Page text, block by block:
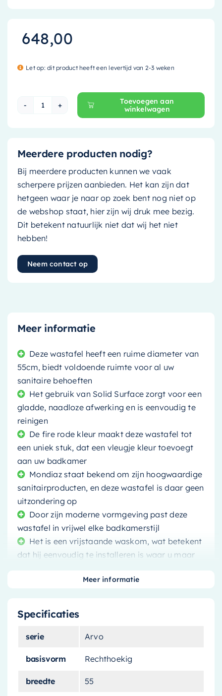
648,00
Let op: dit product heeft een levertijd van 2-3 weken
Mondiaz Waskom Arvo - Solid Surface -
Toevoegen aan
winkelwagen
Meerdere producten nodig?
Bij meerdere producten kunnen we vaak
scherpere prijzen aanbieden. Het kan zijn dat
hetgeen waar je naar op zoek bent nog niet op
de webshop staat, hier zijn wij druk mee bezig.
Dit betekent natuurlijk niet dat wij het niet
hebben!
Neem contact op
Meer informatie
Deze wastafel heeft een ruime diameter van
55cm, biedt voldoende ruimte voor al uw
sanitaire behoeften
Het gebruik van Solid Surface zorgt voor een
gladde, naadloze afwerking en is eenvoudig te
reinigen
De fire rode kleur maakt deze wastafel tot
een uniek stuk, dat een vleugje kleur toevoegt
aan uw badkamer
Mondiaz staat bekend om zijn hoogwaardige
sanitairproducten, en deze wastafel is daar geen
uitzondering op
Door zijn moderne vormgeving past deze
wastafel in vrijwel elke badkamerstijl
Het is een vrijstaande waskom, wat betekent
dat hij eenvoudig te installeren is waar u maar
Maak een statement in uw badkamer met de
wastafel, met zijn moderne vormgeving en
te maken.
Specificaties
serie Arvo
basisvorm Rechthoekig
breedte 55
Meer informatie